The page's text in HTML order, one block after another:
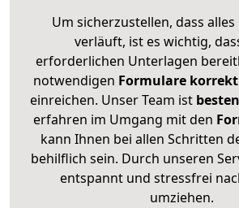
Um sicherzustellen, dass
verläuft, ist es wichtig,
erforderlichen Unterlagen
notwendigen Formulare korrekt
einreichen. Unser Team ist
erfahren im Umgang mit den
kann Ihnen bei allen Schritten
behilflich sein. Durch unseren
entspannt und stressfrei
umziehen.